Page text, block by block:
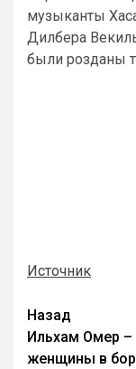
музыканты
Дилбера
были розданы
Источник
Назад
Ильхам Омер –
женщины в